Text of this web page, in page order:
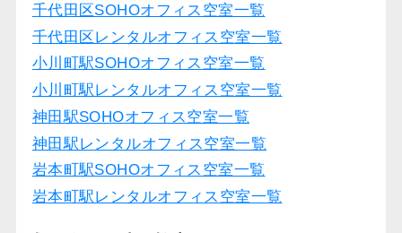
千代田区SOHOオフィス空室一覧
千代田区レンタルオフィス空室一覧
小川町駅SOHOオフィス空室一覧
小川町駅レンタルオフィス空室一覧
神田駅SOHOオフィス空室一覧
神田駅レンタルオフィス空室一覧
岩本町駅SOHOオフィス空室一覧
岩本町駅レンタルオフィス空室一覧